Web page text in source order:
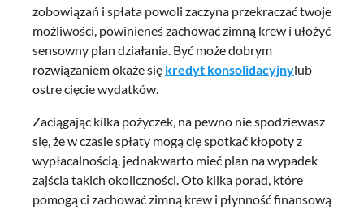
zobowiązań i spłata powoli zaczyna przekraczać twoje
możliwości, powinieneś zachować zimną krew i ułożyć
sensowny plan działania. Być może dobrym
rozwiązaniem okaże się kredyt konsolidacyjnylub
ostre cięcie wydatków.
Zaciągając kilka pożyczek, na pewno nie spodziewasz
się, że w czasie spłaty mogą cię spotkać kłopoty z
wypłacalnością, jednakwarto mieć plan na wypadek
zajścia takich okoliczności. Oto kilka porad, które
pomogą ci zachować zimną krew i płynność finansową